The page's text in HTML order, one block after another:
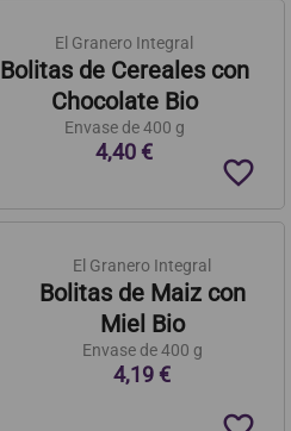
El Granero Integral
Bolitas de Cereales con
Chocolate Bio
Envase de 400 g
4,40 €
favorite_border
El Granero Integral
Bolitas de Maiz con
Miel Bio
Envase de 400 g
4,19 €